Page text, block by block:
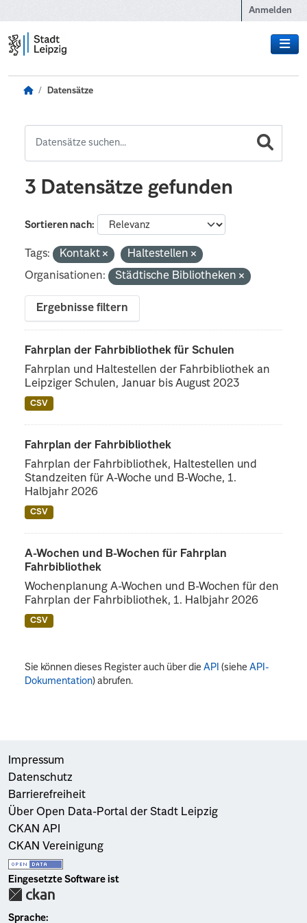
Anmelden
Datensätze
3 Datensätze gefunden
Sortieren nach
Tags: Kontakt
Haltestellen
Organisationen:
Städtische Bibliotheken
Ergebnisse filtern
Fahrplan der Fahrbibliothek für Schulen
Fahrplan und Haltestellen der Fahrbibliothek an
Leipziger Schulen, Januar bis August 2023
CSV
Fahrplan der Fahrbibliothek
Fahrplan der Fahrbibliothek, Haltestellen und
Standzeiten für A-Woche und B-Woche, 1.
Halbjahr 2026
CSV
A-Wochen und B-Wochen für Fahrplan
Fahrbibliothek
Wochenplanung A-Wochen und B-Wochen für den
Fahrplan der Fahrbibliothek, 1. Halbjahr 2026
CSV
Sie können dieses Register auch über dieAPI (sieheAPI-
Dokumentation) abrufen.
Impressum
Datenschutz
Barrierefreiheit
Über Open Data-Portal der Stadt Leipzig
CKAN API
CKAN Vereinigung
Eingesetzte Software ist
Sprache